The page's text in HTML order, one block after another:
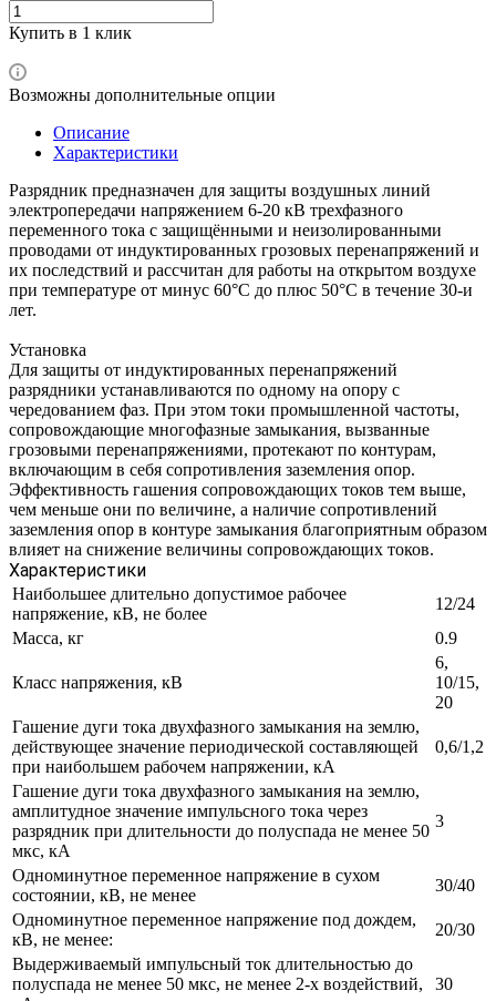
Купить в 1 клик
Возможны дополнительные опции
Описание
Характеристики
Разрядник предназначен для защиты воздушных линий
электропередачи напряжением 6-20 кВ трехфазного
переменного тока с защищёнными и неизолированными
проводами от индуктированных грозовых перенапряжений и
их последствий и рассчитан для работы на открытом воздухе
при температуре от минус 60°С до плюс 50°С в течение 30-и
лет.
Установка
Для защиты от индуктированных перенапряжений
разрядники устанавливаются по одному на опору с
чередованием фаз. При этом токи промышленной частоты,
сопровождающие многофазные замыкания, вызванные
грозовыми перенапряжениями, протекают по контурам,
включающим в себя сопротивления заземления опор.
Эффективность гашения сопровождающих токов тем выше,
чем меньше они по величине, а наличие сопротивлений
заземления опор в контуре замыкания благоприятным образом
влияет на снижение величины сопровождающих токов.
Характеристики
Наибольшее длительно допустимое рабочее
напряжение, кВ, не более
12/24
Масса, кг
0.9
Класс напряжения, кВ
6,
10/15,
20
Гашение дуги тока двухфазного замыкания на землю,
действующее значение периодической составляющей
при наибольшем рабочем напряжении, кА
0,6/1,2
Гашение дуги тока двухфазного замыкания на землю,
амплитудное значение импульсного тока через
разрядник при длительности до полуспада не менее 50
мкс, кА
3
Одноминутное переменное напряжение в сухом
состоянии, кВ, не менее
30/40
Одноминутное переменное напряжение под дождем,
кВ, не менее:
20/30
Выдерживаемый импульсный ток длительностью до
полуспада не менее 50 мкс, не менее 2-х воздействий,
30